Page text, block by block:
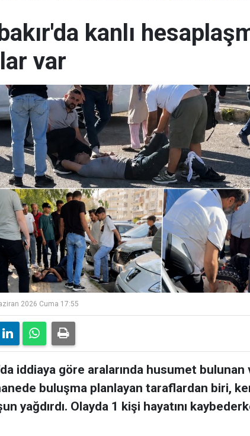
kanlı
var
2026 Cuma 17:55
iddiaya göre aralarında husumet
buluşma planlayan taraflardan biri,
yağdırdı. Olayda 1 kişi hayatını